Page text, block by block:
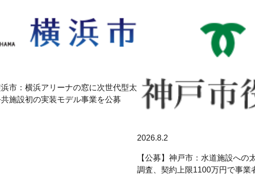
浜市：横浜アリーナの窓に次世代型太
施設初の実装モデル事業を公募
2026.8.2
【公募】神戸市：水道施設への
調査、契約上限1100万円で事業